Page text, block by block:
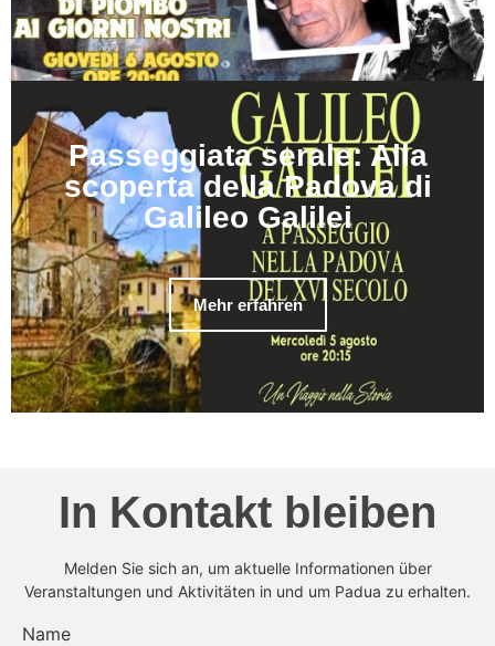
Passeggiata serale: Alla
scoperta della Padova di
Galileo Galilei
Mehr erfahren
In Kontakt bleiben
Melden Sie sich an, um aktuelle Informationen über
Veranstaltungen und Aktivitäten in und um Padua zu erhalten.
Name